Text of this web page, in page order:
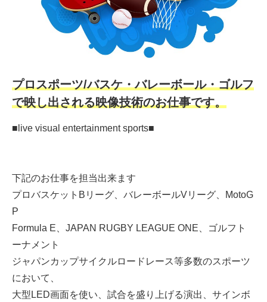
プロスポーツ/バスケ・バレーボール・ゴルフ
で映し出される映像技術のお仕事です。
■live visual entertainment sports■
下記のお仕事を担当出来ます
プロバスケットBリーグ、バレーボールVリーグ、MotoG
P
Formula E、JAPAN RUGBY LEAGUE ONE、ゴルフト
ーナメント
ジャパンカップサイクルロードレース等多数のスポーツ
において、
大型LED画面を使い、試合を盛り上げる演出、サインボ